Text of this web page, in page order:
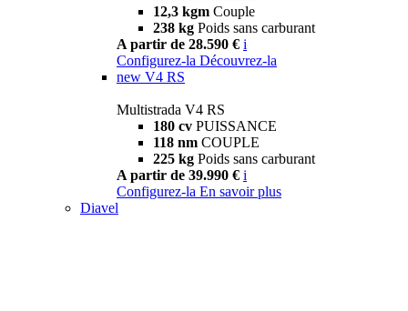
12,3 kgm Couple
238 kg Poids sans carburant
A partir de 28.590 € i
Configurez-la Découvrez-la
new V4 RS
Multistrada V4 RS
180 cv PUISSANCE
118 nm COUPLE
225 kg Poids sans carburant
A partir de 39.990 € i
Configurez-la En savoir plus
Diavel